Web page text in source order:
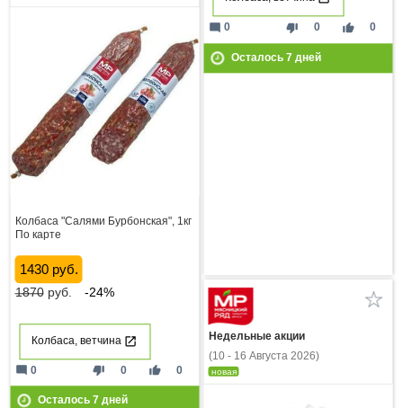
thumb_down 0 thumb_up 0
mode_comment 0
Осталось 7дней
Колбаса "Салями Бурбонская", 1кг
По карте
1430 руб.
1870руб. -24%
Колбаса, ветчина
thumb_down 0 thumb_up 0
mode_comment 0
Осталось 7дней
Недельные акции
(10 - 16 Августа 2026)
новая